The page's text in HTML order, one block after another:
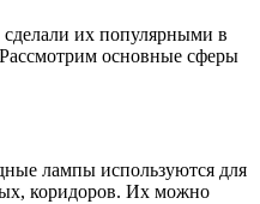
их популярными в
основные сферы
лампы используются для
коридоров. Их можно